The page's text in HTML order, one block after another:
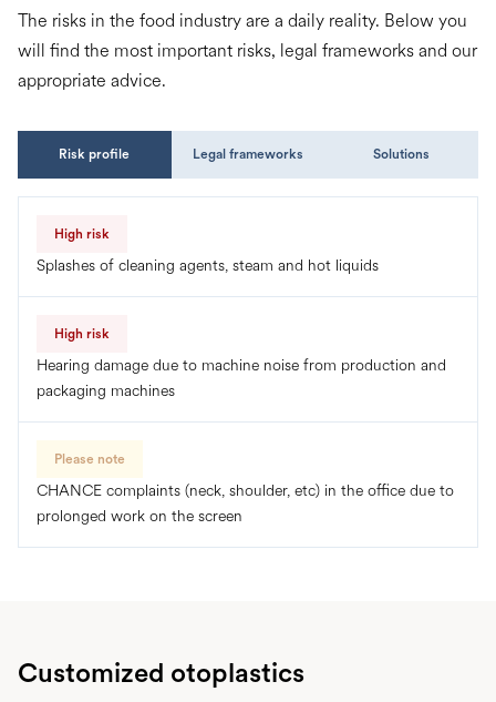
The risks in the food industry are a daily reality. Below you
will find the most important risks, legal frameworks and our
appropriate advice.
Risk profile Legal frameworks Solutions
High risk
Splashes of cleaning agents, steam and hot liquids
High risk
Hearing damage due to machine noise from production and
packaging machines
Please note
CHANCE complaints (neck, shoulder, etc) in the office due to
prolonged work on the screen
Customized otoplastics